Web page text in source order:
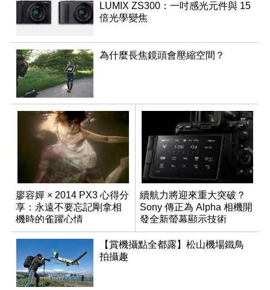
LUMIX ZS300：一吋感光元件與 15
倍光學變焦
為什麼長焦鏡頭會壓縮空間？
廖容嬋 × 2014 PX3 心得分
享：永遠不要忘記剛拿相
機時的雀躍心情
續航力將迎來重大突破？
Sony 傳正為 Alpha 相機開
發全新螢幕顯示技術
【賞機攝點全都露】松山機場鐵鳥
拍攝趣